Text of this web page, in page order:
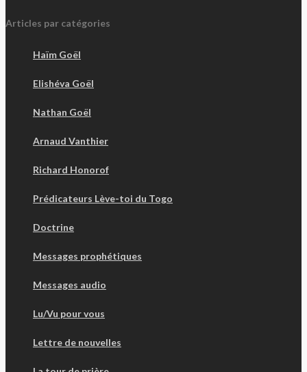
Articles par catégories
Haïm Goël
Elishéva Goël
Nathan Goël
Arnaud Vanthier
Richard Honorof
Prédicateurs Lève-toi du Togo
Doctrine
Messages prophétiques
Messages audio
Lu/Vu pour vous
Lettre de nouvelles